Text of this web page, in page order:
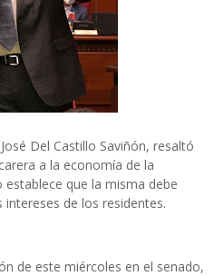
Del Castillo Saviñón, resaltó
a la economía de la
que la misma debe
de los residentes.
de este miércoles en el senado,